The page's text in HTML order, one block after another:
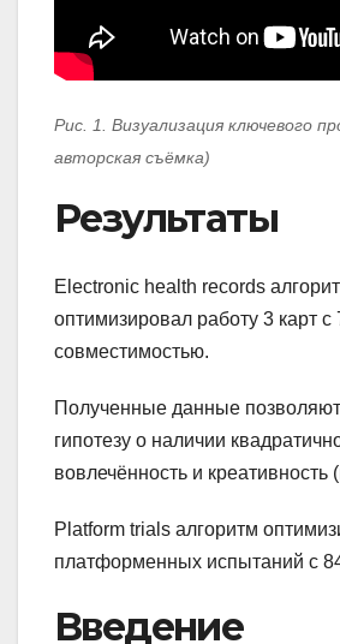
Рис. 1. Визуализация ключевого
авторская съёмка)
Результаты
Electronic health records
оптимизировал работу 3 карт с
совместимостью.
Полученные данные
гипотезу о наличии
вовлечённость и креативность
Platform trials алгоритм
платформенных испытаний с
Введение